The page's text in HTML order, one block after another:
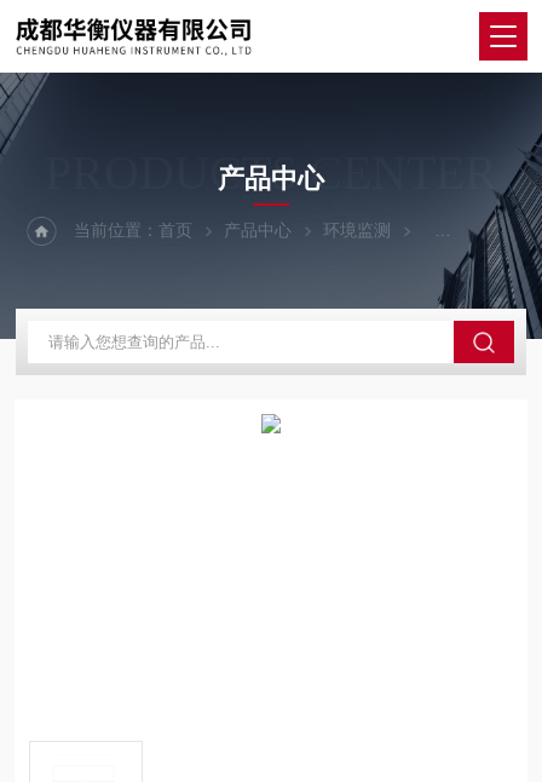
PRODUCTS CENTER
产品中心
当前位置：首页 产品中心 环境监测 红外热成像仪